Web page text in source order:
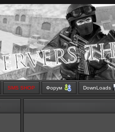
SMS SHOP Форум DownLoads